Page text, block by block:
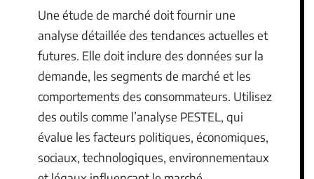
Une étude de marché doit fournir une
analyse détaillée des tendances actuelles et
futures. Elle doit inclure des données sur la
demande, les segments de marché et les
comportements des consommateurs. Utilisez
des outils comme l’analyse PESTEL, qui
évalue les facteurs politiques, économiques,
sociaux, technologiques, environnementaux